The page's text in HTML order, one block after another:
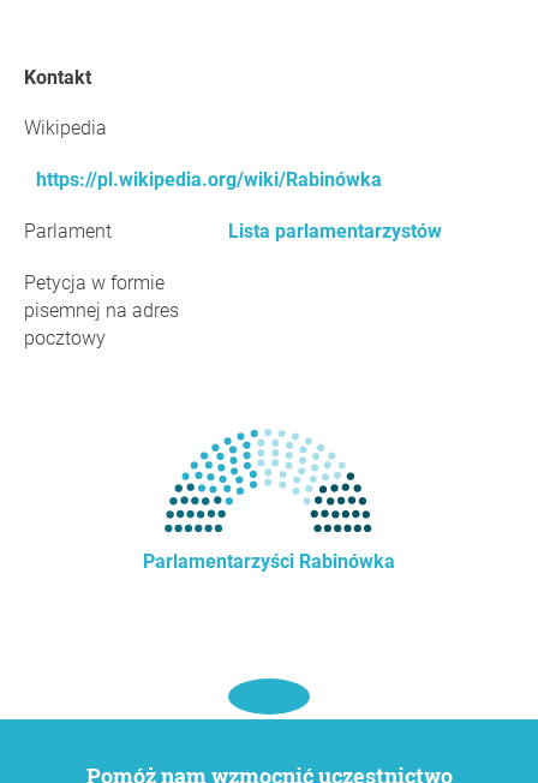
Kontakt
Wikipedia
https://pl.wikipedia.org/wiki/Rabinówka
Parlament Lista parlamentarzystów
Petycja w formie
pisemnej na adres
pocztowy
Parlamentarzyści Rabinówka
Pomóż nam wzmocnić uczestnictwo